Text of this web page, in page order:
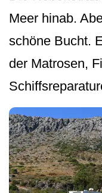
Meer hinab.
schöne Bucht.
der Matrosen,